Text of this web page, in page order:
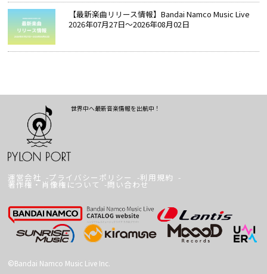
【最新楽曲リリース情報】Bandai Namco Music Live
2026年07月27日～2026年08月02日
世界中へ最新音楽情報を出航中！
運営会社 プライバシーポリシー 利用規約
著作権・肖像権について 問い合わせ
©Bandai Namco Music Live Inc.